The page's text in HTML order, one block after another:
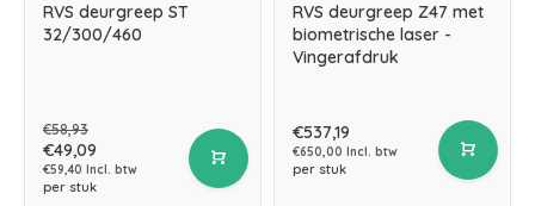
RVS deurgreep ST
32/300/460
€58,93
€49,09
€59,40 Incl. btw
per stuk
RVS deurgreep Z47 met
biometrische laser -
Vingerafdruk
€537,19
€650,00 Incl. btw
per stuk